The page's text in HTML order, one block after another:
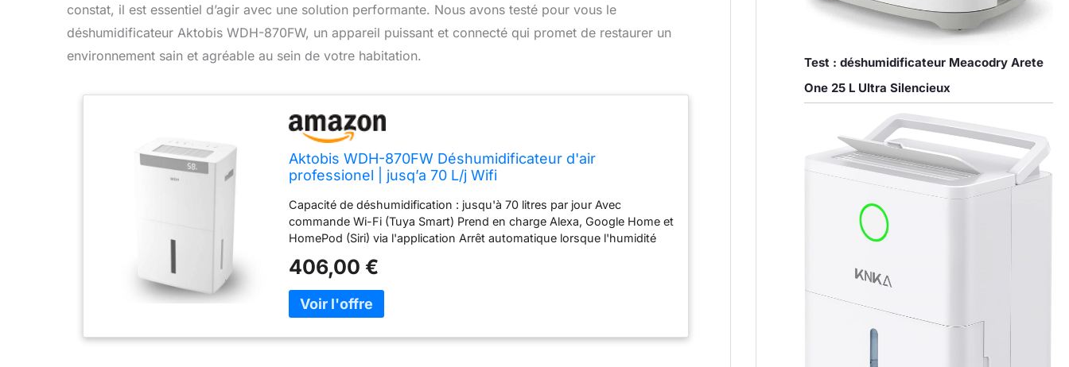
constat, il est essentiel d’agir avec une solution performante. Nous avons testé pour vous le
déshumidificateur Aktobis WDH-870FW, un appareil puissant et connecté qui promet de restaurer un
environnement sain et agréable au sein de votre habitation.
Aktobis WDH-870FW Déshumidificateur d'air
professionel | jusq’a 70 L/j Wifi
Capacité de déshumidification : jusqu'à 70 litres par jour Avec
commande Wi-Fi (Tuya Smart) Prend en charge Alexa, Google Home et
HomePod (Siri) via l'application Arrêt automatique lorsque l'humidité
ventilation
406,00 €
Test : déshumidificateur Meacodry Arete
One 25 L Ultra Silencieux